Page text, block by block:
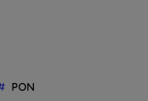
PON